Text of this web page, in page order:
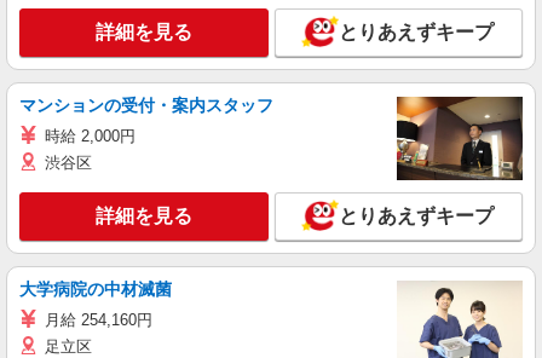
詳細を見る とりあえずキープ
マンションの受付・案内スタッフ
時給 2,000円
渋谷区
詳細を見る とりあえずキープ
大学病院の中材滅菌
月給 254,160円
足立区